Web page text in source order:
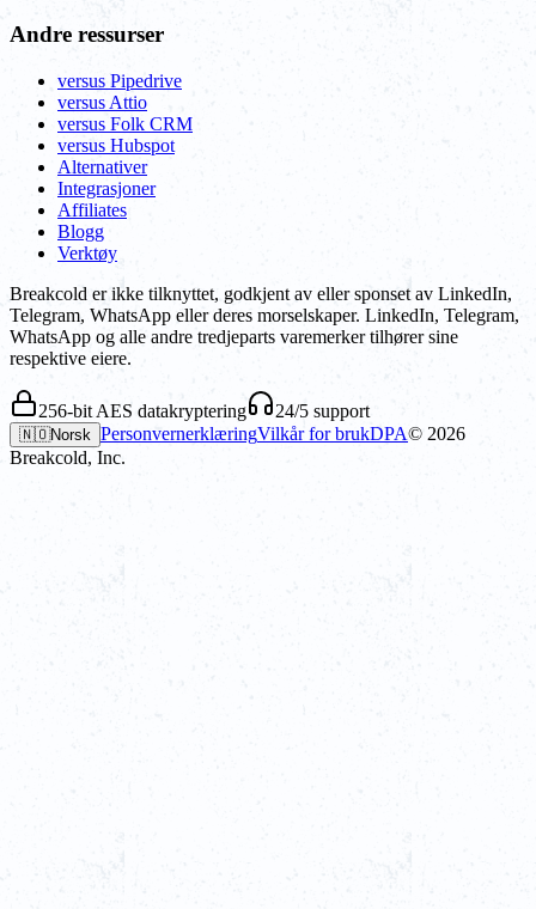
Andre ressurser
versus Pipedrive
versus Attio
versus Folk CRM
versus Hubspot
Alternativer
Integrasjoner
Affiliates
Blogg
Verktøy
Breakcold er ikke tilknyttet, godkjent av eller sponset av LinkedIn,
Telegram, WhatsApp eller deres morselskaper. LinkedIn, Telegram,
WhatsApp og alle andre tredjeparts varemerker tilhører sine
respektive eiere.
256-bit AES datakryptering 24/5 support
🇳🇴Norsk PersonvernerklæringVilkår for brukDPA© 2026
Breakcold, Inc.